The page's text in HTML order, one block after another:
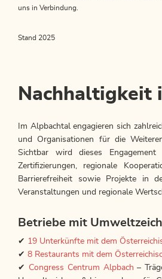
uns in Verbindung.
Stand 2025
Nachhaltigkeit
Im Alpbachtal engagieren sich
und Organisationen für die
Sichtbar wird dieses
Zertifizierungen, regionale
Barrierefreiheit sowie Projekte in
Veranstaltungen und regionale
Betriebe mit
✔ 19 Unterkünfte mit dem
✔ 8 Restaurants mit dem
✔ Congress Centrum Alpbach –